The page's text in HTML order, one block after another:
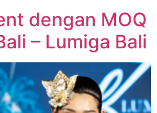
dengan MOQ
– Lumiga Bali